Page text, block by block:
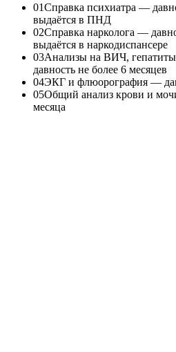
01Справка психиатра —
выдаётся в ПНД
02Справка нарколога —
выдаётся в наркодиспансере
03Анализы на ВИЧ,
давность не более 6 месяцев
04ЭКГ и флюорография —
05Общий анализ крови и
месяца